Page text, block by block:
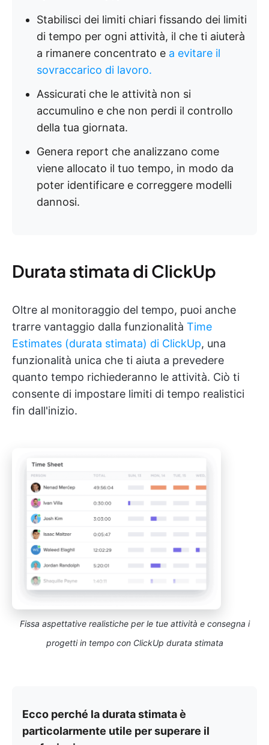
Stabilisci dei limiti chiari fissando dei limiti
di tempo per ogni attività, il che ti aiuterà
a rimanere concentrato e a evitare il
sovraccarico di lavoro.
Assicurati che le attività non si
accumulino e che non perdi il controllo
della tua giornata.
Genera report che analizzano come
viene allocato il tuo tempo, in modo da
poter identificare e correggere modelli
dannosi.
Durata stimata di ClickUp
Oltre al monitoraggio del tempo, puoi anche
trarre vantaggio dalla funzionalità Time
Estimates (durata stimata) di ClickUp, una
funzionalità unica che ti aiuta a prevedere
quanto tempo richiederanno le attività. Ciò ti
consente di impostare limiti di tempo realistici
fin dall'inizio.
Fissa aspettative realistiche per le tue attività e consegna i
progetti in tempo con ClickUp durata stimata
Ecco perché la durata stimata è
particolarmente utile per superare il